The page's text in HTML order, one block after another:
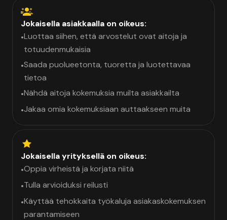
Jokaisella asiakkaalla on oikeus:
•Luottaa siihen, että arvostelut ovat aitoja ja
totuudenmukaisia
•Saada puolueetonta, tuoretta ja luotettavaa
tietoa
•Nähdä aitoja kokemuksia muilta asiakkailta
•Jakaa omia kokemuksiaan auttaakseen muita
Jokaisella yrityksellä on oikeus:
•Oppia virheistä ja korjata niitä
•Tulla arvioiduksi reilusti
•Käyttää tehokkaita työkaluja asiakaskokemuksen
parantamiseen